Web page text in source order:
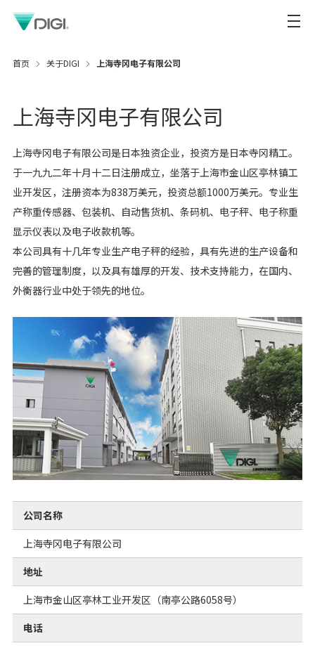
首页 关于DIGI 上海寺冈电子有限公司
上海寺冈电子有限公司
上海寺冈电子有限公司是日本独资企业，投资方是日本寺冈精工。
于一九九二年十月十二日注册成立，坐落于上海市金山区亭林镇工
业开发区，注册资本为838万美元，投资总额1000万美元。专业生
产称重传感器、包装机、自动售货机、条码机、电子秤、电子称重
显示仪表以及电子收款机等。
本公司具有十几年专业生产电子秤的经验，具有先进的生产设备和
完善的管理制度，以及具有雄厚的开发、技术支持能力，在国内、
外衡器行业中处于领先的地位。
公司名称
上海寺冈电子有限公司
地址
上海市金山区亭林工业开发区（南亭公路6058号）
电话